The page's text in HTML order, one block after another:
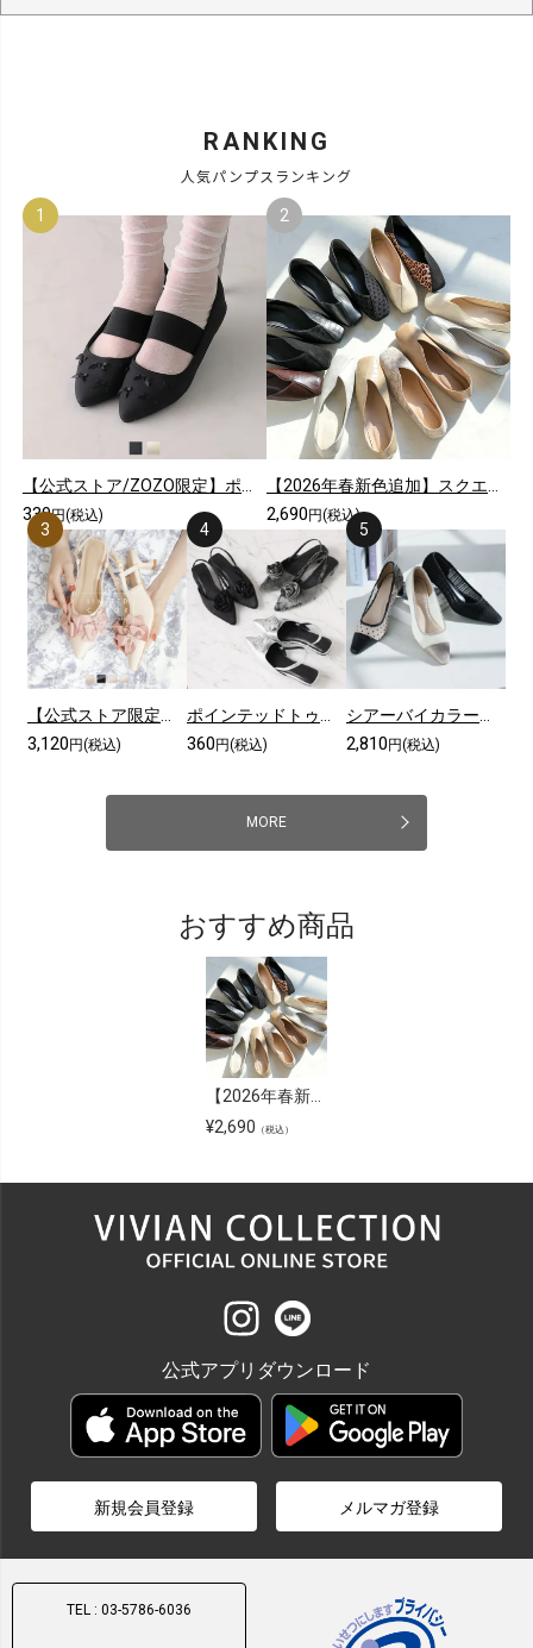
RANKING
人気パンプスランキング
339円(税込) 2,690 円(税込)
3,120 円(税込) 360 円(税込) 2,810 円(税込)
MORE
おすすめ商品
¥2,690 （税込）
公式アプリダウンロード
新規会員登録 メルマガ登録
TEL : 03-5786-6036